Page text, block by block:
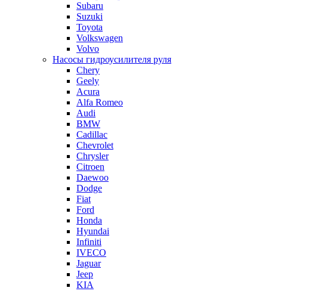
Subaru
Suzuki
Toyota
Volkswagen
Volvo
Насосы гидроусилителя руля
Chery
Geely
Acura
Alfa Romeo
Audi
BMW
Cadillac
Chevrolet
Chrysler
Citroen
Daewoo
Dodge
Fiat
Ford
Honda
Hyundai
Infiniti
IVECO
Jaguar
Jeep
KIA